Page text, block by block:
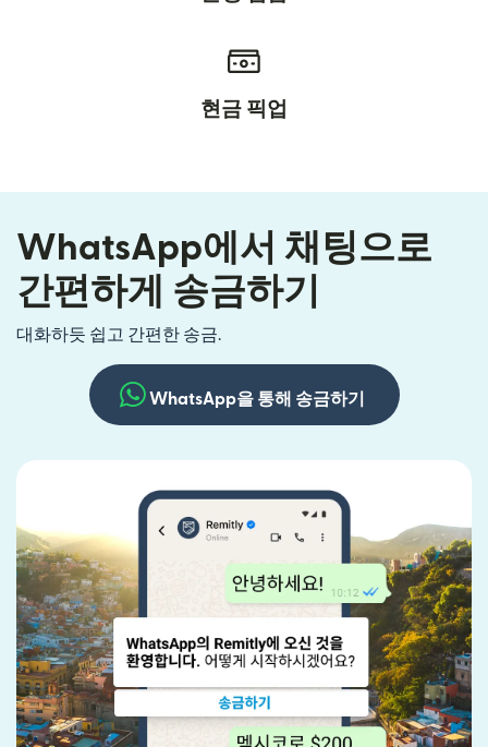
현금 픽업
WhatsApp에서 채팅으로
간편하게 송금하기
대화하듯 쉽고 간편한 송금.
WhatsApp을 통해 송금하기